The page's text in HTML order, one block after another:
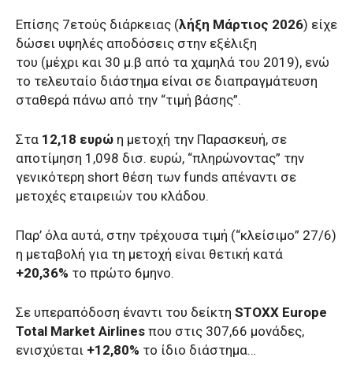
Επίσης 7ετούς διάρκειας (λήξη Μάρτιος 2026) είχε
δώσει υψηλές αποδόσεις στην εξέλιξη
του (μέχρι και 30 μ.β από τα χαμηλά του 2019), ενώ
το τελευταίο διάστημα είναι σε διαπραγμάτευση
σταθερά πάνω από την “τιμή βάσης”.
Στα 12,18 ευρώ η μετοχή την Παρασκευή, σε
αποτίμηση 1,098 δισ. ευρώ, “πληρώνοντας” την
γενικότερη short θέση των funds απέναντι σε
μετοχές εταιρειών του κλάδου.
Παρ’ όλα αυτά, στην τρέχουσα τιμή (“κλείσιμο” 27/6)
η μεταβολή για τη μετοχή είναι θετική κατά
+20,36% το πρώτο 6μηνο.
Σε υπεραπόδοση έναντι του δείκτη STOXX Europe
Total Market Airlines που στις 307,66 μονάδες,
ενισχύεται +12,80% το ίδιο διάστημα…